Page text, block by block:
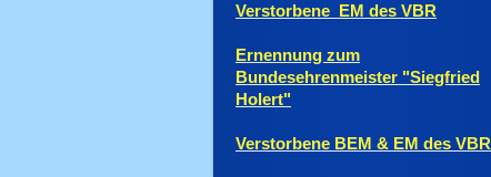
Verstorbene EM des VBR
Ernennung zum
Bundesehrenmeister "Siegfried
Holert"
Verstorbene BEM & EM des VBR